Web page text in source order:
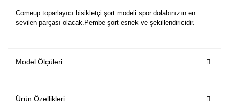
Comeup toparlayıcı bisikletçi şort modeli spor dolabınızın en
sevilen parçası olacak.Pembe şort esnek ve şekillendiricidir.
Model Ölçüleri
Ürün Özellikleri